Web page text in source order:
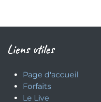
Liens utiles
Page d'accueil
Forfaits
Le Live